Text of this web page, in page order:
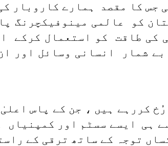
جس کا مقصد ہمارے کاروبار
کو عالمی مینوفیکچرنگ
کی طاقت کو استعمال کرکے
شمار انسانی وسائل اور
کررہے ہیں ، جن کے پاس
ہی ایسے سسٹم اور
توجہ کے ساتھ ترقی کے